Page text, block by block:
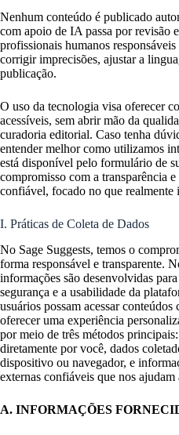
Nenhum conteúdo é publicado
com apoio de IA passa por revisão
profissionais humanos
corrigir imprecisões, ajustar a
publicação.
O uso da tecnologia visa oferecer
acessíveis, sem abrir mão da
curadoria editorial. Caso tenha
entender melhor como utilizamos
está disponível pelo formulário de
compromisso com a transparência
confiável, focado no que realmente
I. Práticas de Coleta de Dados
No Sage Suggests, temos o
forma responsável e transparente.
informações são desenvolvidas
segurança e a usabilidade da
usuários possam acessar
oferecer uma experiência
por meio de três métodos
diretamente por você, dados
dispositivo ou navegador, e
externas confiáveis que nos
A. INFORMAÇÕES